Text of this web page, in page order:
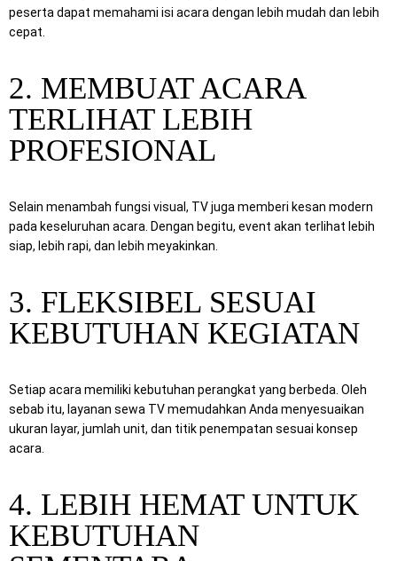
peserta dapat memahami isi acara dengan lebih mudah dan lebih
cepat.
2. MEMBUAT ACARA
TERLIHAT LEBIH
PROFESIONAL
Selain menambah fungsi visual, TV juga memberi kesan modern
pada keseluruhan acara. Dengan begitu, event akan terlihat lebih
siap, lebih rapi, dan lebih meyakinkan.
3. FLEKSIBEL SESUAI
KEBUTUHAN KEGIATAN
Setiap acara memiliki kebutuhan perangkat yang berbeda. Oleh
sebab itu, layanan sewa TV memudahkan Anda menyesuaikan
ukuran layar, jumlah unit, dan titik penempatan sesuai konsep
acara.
4. LEBIH HEMAT UNTUK
KEBUTUHAN